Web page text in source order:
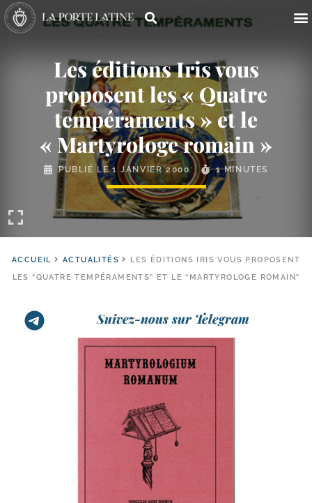
Les éditions Iris vous
proposent les « Quatre
tempéraments » et le
« Martyrologe romain »
PUBLIÉ LE1 JANVIER 2000 1 MINUTES
ACCUEIL ACTUALITÉS
LES ÉDITIONS IRIS VOUS PROPOSENT
LES “QUATRE TEMPÉRAMENTS” ET LE “MARTYROLOGE ROMAIN”
Suivez-nous sur Telegram